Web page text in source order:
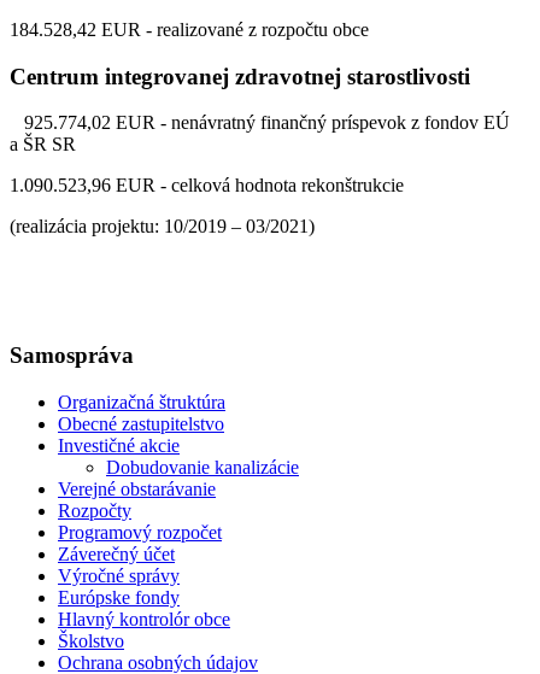
184.528,42 EUR - realizované z rozpočtu obce
Centrum integrovanej zdravotnej starostlivosti
925.774,02 EUR - nenávratný finančný príspevok z fondov EÚ
a ŠR SR
1.090.523,96 EUR - celková hodnota rekonštrukcie
(realizácia projektu: 10/2019 – 03/2021)
Samospráva
Organizačná štruktúra
Obecné zastupitelstvo
Investičné akcie
Dobudovanie kanalizácie
Verejné obstarávanie
Rozpočty
Programový rozpočet
Záverečný účet
Výročné správy
Európske fondy
Hlavný kontrolór obce
Školstvo
Ochrana osobných údajov